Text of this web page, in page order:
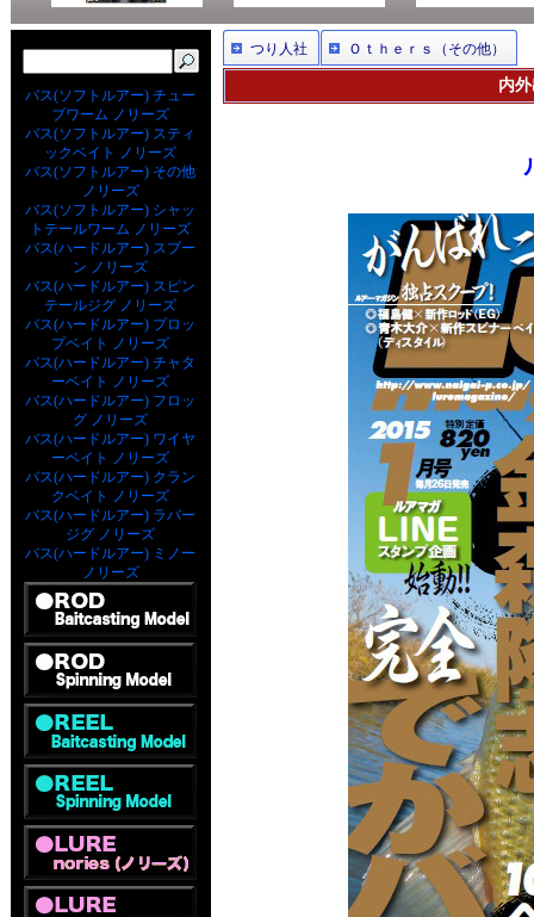
バス(ソフトルアー) チュー
ブワーム ノリーズ
バス(ソフトルアー) スティ
ックベイト ノリーズ
バス(ソフトルアー) その他
ノリーズ
バス(ソフトルアー) シャッ
トテールワーム ノリーズ
バス(ハードルアー) スプー
ン ノリーズ
バス(ハードルアー) スピン
テールジグ ノリーズ
バス(ハードルアー) プロッ
プベイト ノリーズ
バス(ハードルアー) チャタ
ーベイト ノリーズ
バス(ハードルアー) フロッ
グ ノリーズ
バス(ハードルアー) ワイヤ
ーベイト ノリーズ
バス(ハードルアー) クラン
クベイト ノリーズ
バス(ハードルアー) ラバー
ジグ ノリーズ
バス(ハードルアー) ミノー
ノリーズ
つり人社 Ｏｔｈｅｒｓ（その他）
内